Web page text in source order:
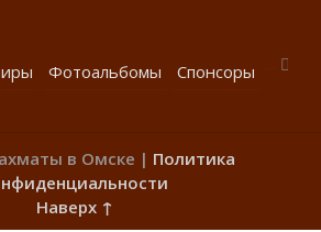
Фотоальбомы Спонсоры
в Омске | Политика
Наверх ↑